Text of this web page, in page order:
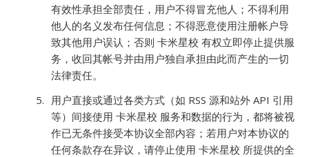
有效性承担全部责任，用户不得冒充他人；不得利用
他人的名义发布任何信息；不得恶意使用注册帐户导
致其他用户误认；否则 卡米星校 有权立即停止提供服
务，收回其帐号并由用户独自承担由此而产生的一切
法律责任。
用户直接或通过各类方式（如 RSS 源和站外 API 引用
等）间接使用 卡米星校 服务和数据的行为，都将被视
作已无条件接受本协议全部内容；若用户对本协议的
任何条款存在异议，请停止使用 卡米星校 所提供的全